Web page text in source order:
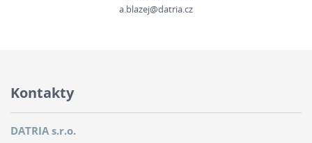
a.blazej@datria.cz
Kontakty
DATRIA s.r.o.